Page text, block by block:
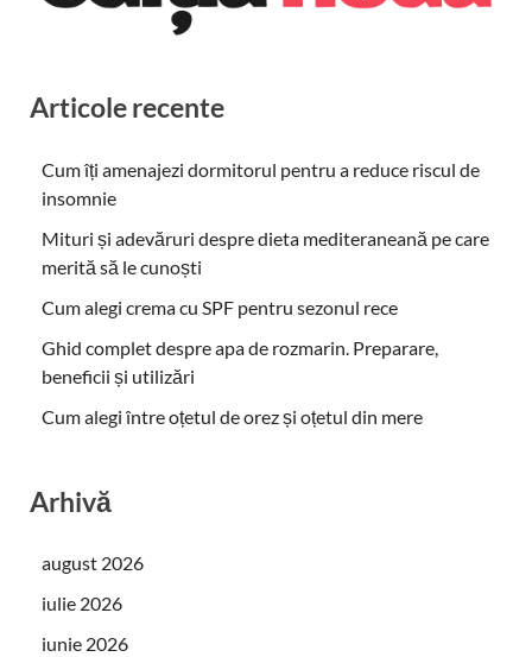
Articole recente
Cum îți amenajezi dormitorul pentru a reduce riscul de
insomnie
Mituri și adevăruri despre dieta mediteraneană pe care
merită să le cunoști
Cum alegi crema cu SPF pentru sezonul rece
Ghid complet despre apa de rozmarin. Preparare,
beneficii și utilizări
Cum alegi între oțetul de orez și oțetul din mere
Arhivă
august 2026
iulie 2026
iunie 2026